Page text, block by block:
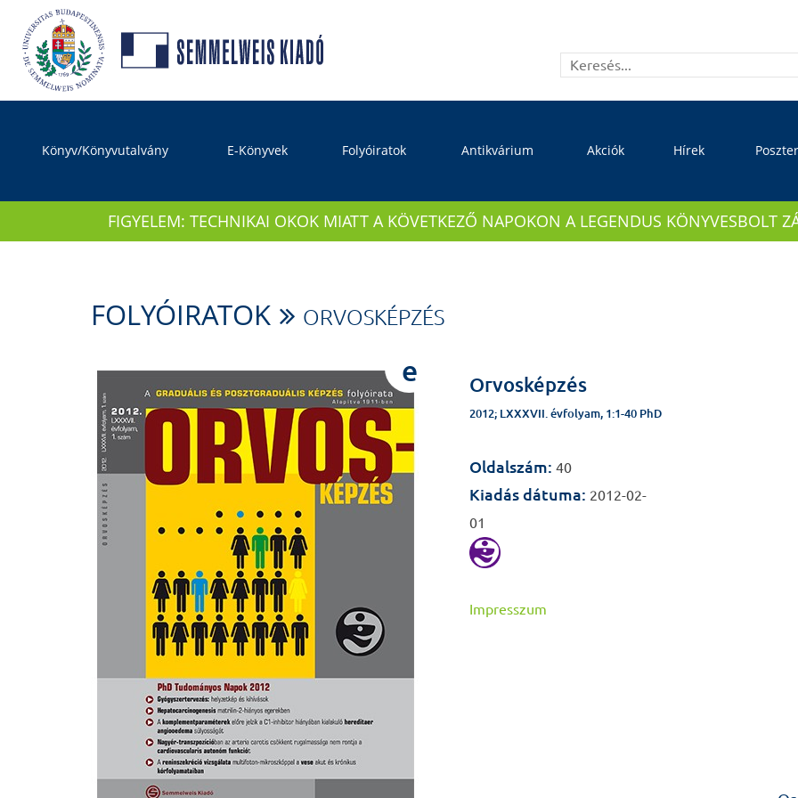
Könyv/Könyvutalvány E-Könyvek Folyóiratok Antikvárium Akciók Hírek
FIGYELEM: TECHNIKAI OKOK MIATT A KÖVETKEZŐ NAPOKON A LEGENDUS KÖNYVESBOLT
FOLYÓIRATOK ORVOSKÉPZÉS
e Orvosképzés
2012; LXXXVII. évfolyam, 1:1-40 PhD
Oldalszám: 40
Kiadás dátuma: 2012-02-
01
Impresszum